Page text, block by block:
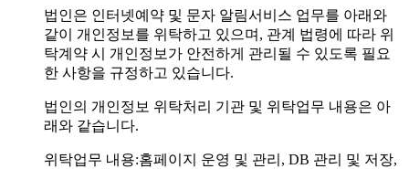
법인은 인터넷예약 및 문자 알림서비스 업무를 아래와
같이 개인정보를 위탁하고 있으며, 관계 법령에 따라 위
탁계약 시 개인정보가 안전하게 관리될 수 있도록 필요
한 사항을 규정하고 있습니다.
법인의 개인정보 위탁처리 기관 및 위탁업무 내용은 아
래와 같습니다.
위탁업무 내용:홈페이지 운영 및 관리, DB 관리 및 저장,